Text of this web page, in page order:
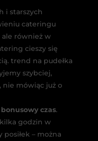
i starszych
cateringu
również w
cieszy się
trend na pudełka
szybciej,
nie mówiąc już o
czas.
godzin w
– można